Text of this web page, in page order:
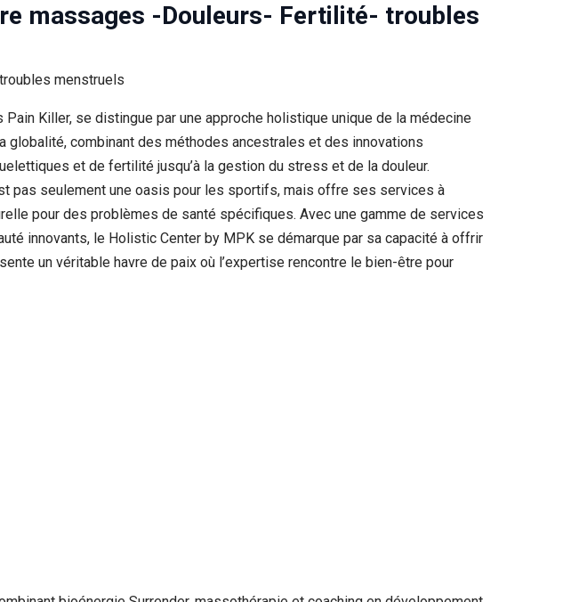
massages -Douleurs- Fertilité- troubles
Killer, se distingue par une approche holistique unique de la médecine
globalité, combinant des méthodes ancestrales et des innovations
et de fertilité jusqu’à la gestion du stress et de la douleur.
pas seulement une oasis pour les sportifs, mais offre ses services à
pour des problèmes de santé spécifiques. Avec une gamme de services
innovants, le Holistic Center by MPK se démarque par sa capacité à offrir
un véritable havre de paix où l’expertise rencontre le bien-être pour